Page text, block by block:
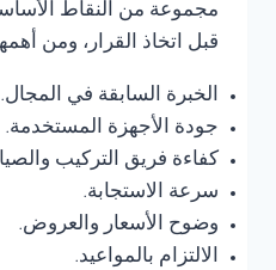
مجموعة من النقاط
قبل اتخاذ القرار، ومن
الخبرة السابقة في المجال.
جودة الأجهزة المستخدمة.
كفاءة فريق التركيب
سرعة الاستجابة.
وضوح الأسعار والعروض.
الالتزام بالمواعيد.